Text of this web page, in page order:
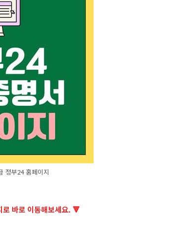
정부24 홈페이지
바로 이동해보세요. 🔻